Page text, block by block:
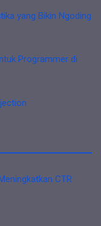
yang Bikin Ngoding
Programmer di
CTR